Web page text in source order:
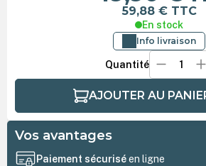
59,88 € TTC
En stock
Info livraison
Quantité
AJOUTER AU
Vos avantages
Paiement sécuriséen ligne